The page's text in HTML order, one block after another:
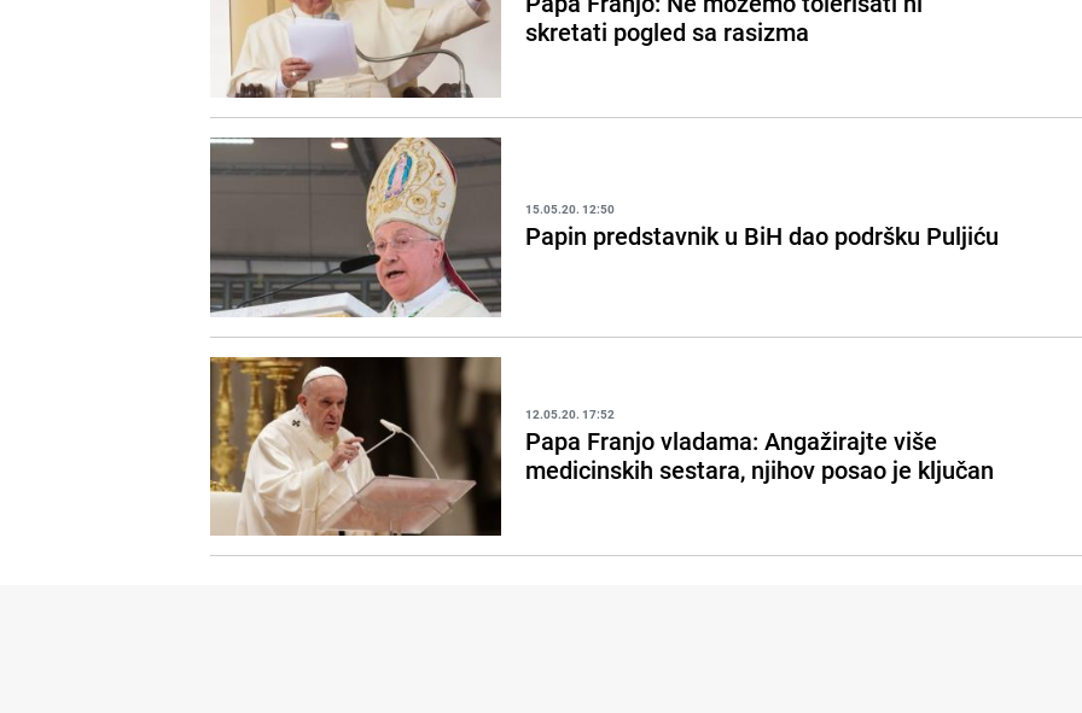
skretati pogled sa rasizma
15.05.20. 12:50
Papin predstavnik u BiH dao podršku Puljiću
12.05.20. 17:52
Papa Franjo vladama: Angažirajte više
medicinskih sestara, njihov posao je ključan